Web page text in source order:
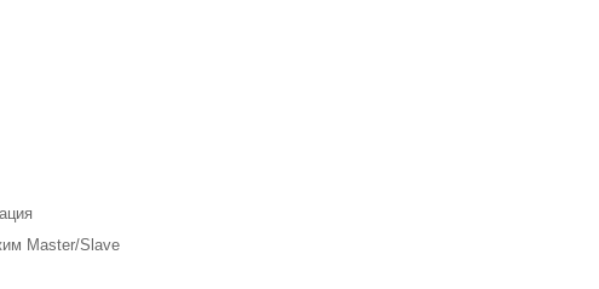
Master/Slave